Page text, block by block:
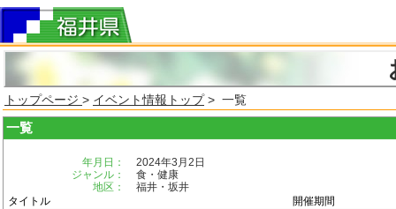
トップページ > イベント情報トップ> 一覧
一覧
年月日：
2024年3月2日
ジャンル：
食・健康
地区：
福井・坂井
タイトル
開催期間